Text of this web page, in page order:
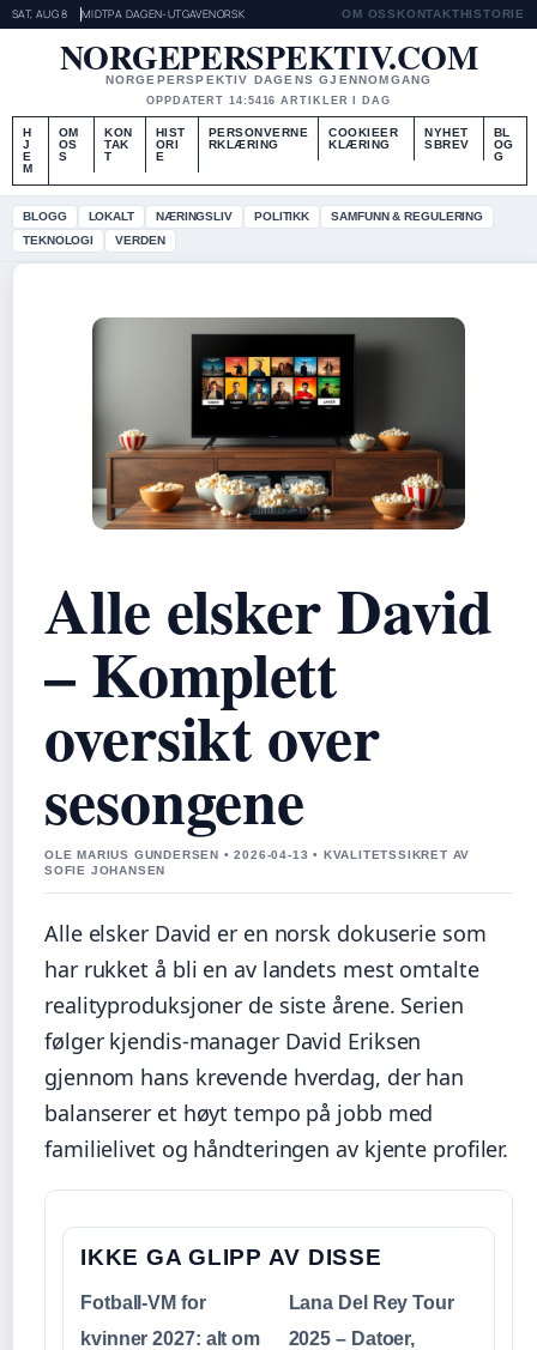
SAT, AUG 8 MIDTPA DAGEN-UTGAVENORSK OM OSS KONTAKTHISTORIE
NORGEPERSPEKTIV.COM
NORGEPERSPEKTIV DAGENS GJENNOMGANG
OPPDATERT 14:5416 ARTIKLER I DAG
H
J
E
M
OM
OS
S
KON
TAK
T
HIST
ORI
E
PERSONVERNE
RKLÆRING
COOKIEER
KLÆRING
NYHET
SBREV
BL
OG
G
BLOGG LOKALT NÆRINGSLIV POLITIKK
SAMFUNN & REGULERING
TEKNOLOGI
VERDEN
Alle elsker David
– Komplett
oversikt over
sesongene
OLE MARIUS GUNDERSEN • 2026-04-13 • KVALITETSSIKRET AV
SOFIE JOHANSEN
Alle elsker David er en norsk dokuserie som
har rukket å bli en av landets mest omtalte
realityproduksjoner de siste årene. Serien
følger kjendis-manager David Eriksen
gjennom hans krevende hverdag, der han
balanserer et høyt tempo på jobb med
familielivet og håndteringen av kjente profiler.
IKKE GA GLIPP AV DISSE
Fotball-VM for
kvinner 2027: alt om
Lana Del Rey Tour
2025 – Datoer,